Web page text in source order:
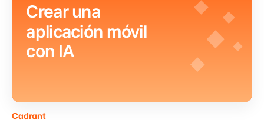
Crear una
aplicación móvil
con IA
Cadrant